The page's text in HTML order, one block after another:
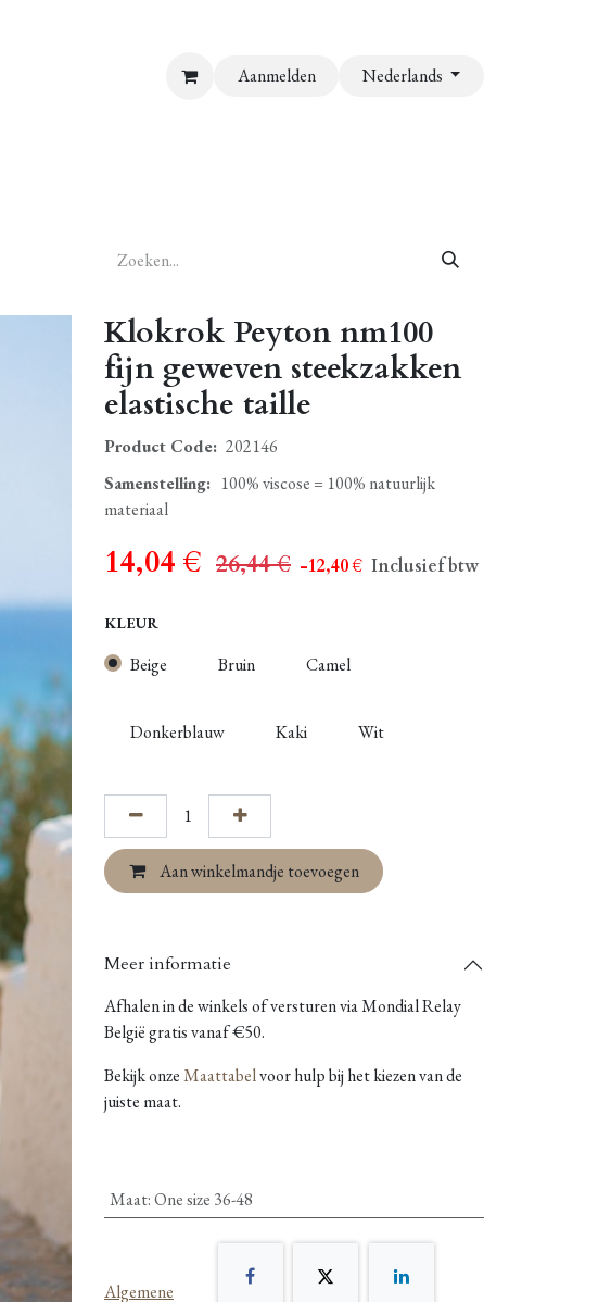
Aanmelden Nederlands
Klokrok Peyton nm100
fijn geweven steekzakken
elastische taille
Product Code: 202146
Samenstelling: 100% viscose = 100% natuurlijk
materiaal
14,04 € 26,44€ - 12,40€ Inclusief btw
KLEUR
Beige Bruin Camel
Donkerblauw Kaki Wit
Aan winkelmandje toevoegen
Meer informatie
Afhalen in de winkels of versturen via Mondial Relay
België gratis vanaf €50.
Bekijk onzeMaattabelvoor hulp bij het kiezen van de
juiste maat.
Maat:One size 36-48
Algemene